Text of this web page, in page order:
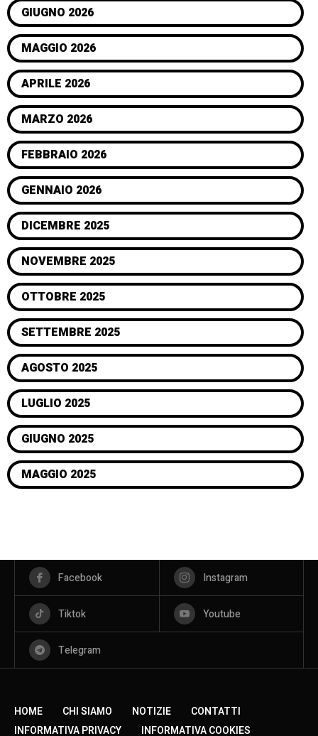
GIUGNO 2026
MAGGIO 2026
APRILE 2026
MARZO 2026
FEBBRAIO 2026
GENNAIO 2026
DICEMBRE 2025
NOVEMBRE 2025
OTTOBRE 2025
SETTEMBRE 2025
AGOSTO 2025
LUGLIO 2025
GIUGNO 2025
MAGGIO 2025
Facebook Instagram
Tiktok Youtube
Telegram
HOME CHI SIAMO NOTIZIE
CONTATTI
INFORMATIVA PRIVACY
INFORMATIVA COOKIES